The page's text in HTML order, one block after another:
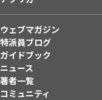
ウェブマガジン
特派員ブログ
ガイドブック
ニュース
著者一覧
コミュニティ